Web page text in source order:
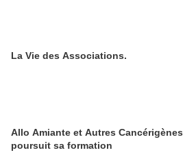
La Vie des Associations.
Allo Amiante et Autres Cancérigènes
poursuit sa formation